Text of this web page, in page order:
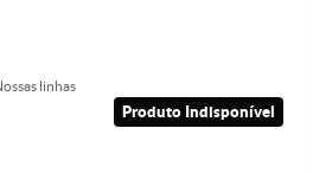
linhas
Produto Indisponível